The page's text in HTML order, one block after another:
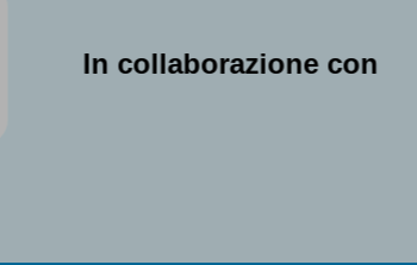
In collaborazione con